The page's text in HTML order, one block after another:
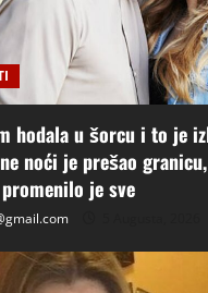
hodala u šorcu i to je
noći je prešao
je sve